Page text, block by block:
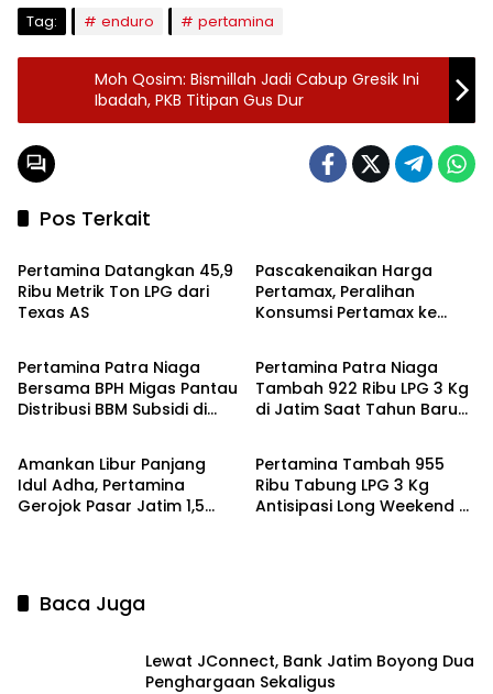
Tag: enduro pertamina
Moh Qosim: Bismillah Jadi Cabup Gresik Ini
Ibadah, PKB Titipan Gus Dur
Pos Terkait
Ekbis
Pertamina Datangkan 45,9
Ribu Metrik Ton LPG dari
Pascakenaikan Harga
Pertamax, Peralihan
Konsumsi Pertamax ke
Headline
Pertamina Patra Niaga
Bersama BPH Migas Pantau
Distribusi BBM Subsidi di
Polkam
Pertamina Patra Niaga
Tambah 922 Ribu LPG 3 Kg
di Jatim Saat Tahun Baru
Headline
Amankan Libur Panjang
Idul Adha, Pertamina
Gerojok Pasar Jatim 1,5
Headline
Pertamina Tambah 955
Ribu Tabung LPG 3 Kg
Antisipasi Long Weekend di
Baca Juga
Lewat JConnect, Bank Jatim Boyong Dua
Penghargaan Sekaligus